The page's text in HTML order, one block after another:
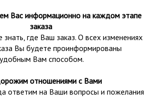
Вас информационно на каждом этапе
заказа
знать, где Ваш заказ. О всех изменениях
Вы будете проинформированы
удобным Вам способом.
отношениями с Вами
ответим на Ваши вопросы и пожелания